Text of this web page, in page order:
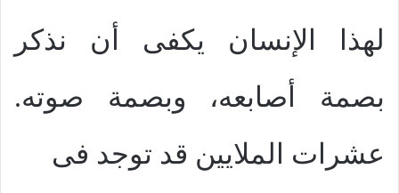
لهذا الإنسان يكفى أن نذكر
بصمة أصابعه، وبصمة صوته.
عشرات الملايين قد توجد فى